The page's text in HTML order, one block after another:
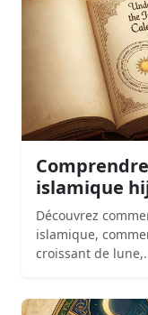
islamique
Découvrez
islamique,
croissant de